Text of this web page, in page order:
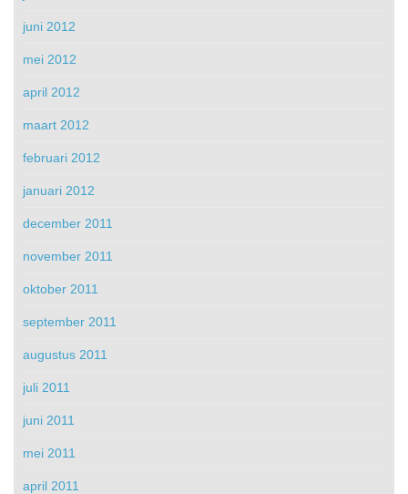
juni 2012
mei 2012
april 2012
maart 2012
februari 2012
januari 2012
december 2011
november 2011
oktober 2011
september 2011
augustus 2011
juli 2011
juni 2011
mei 2011
april 2011